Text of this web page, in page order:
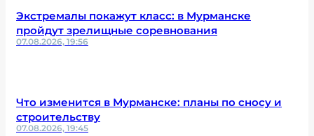
Экстремалы покажут класс: в Мурманске
пройдут зрелищные соревнования
07.08.2026, 19:56
Что изменится в Мурманске: планы по сносу и
строительству
07.08.2026, 19:45